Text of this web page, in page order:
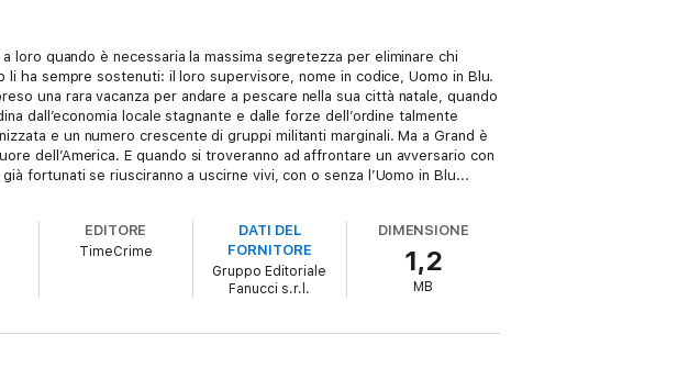
loro quando è necessaria la massima segretezza per eliminare chi
ha sempre sostenuti: il loro supervisore, nome in codice, Uomo in Blu.
una rara vacanza per andare a pescare nella sua città natale, quando
dall’economia locale stagnante e dalle forze dell’ordine talmente
e un numero crescente di gruppi militanti marginali. Ma a Grand è
dell’America. E quando si troveranno ad affrontare un avversario con
fortunati se riusciranno a uscirne vivi, con o senza l’Uomo in Blu...
EDITORE
TimeCrime
DATI DEL
FORNITORE
Gruppo Editoriale
Fanucci s.r.l.
DIMENSIONE
1,2
MB